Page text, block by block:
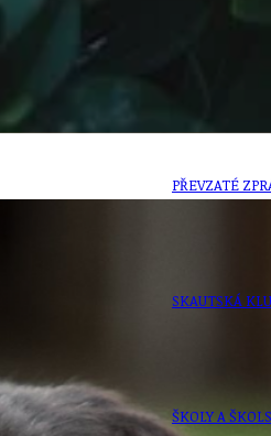
PŘELOŽKA I/12
PŘEVZATÉ
SKAUTSKÁ
ŠKOLY A